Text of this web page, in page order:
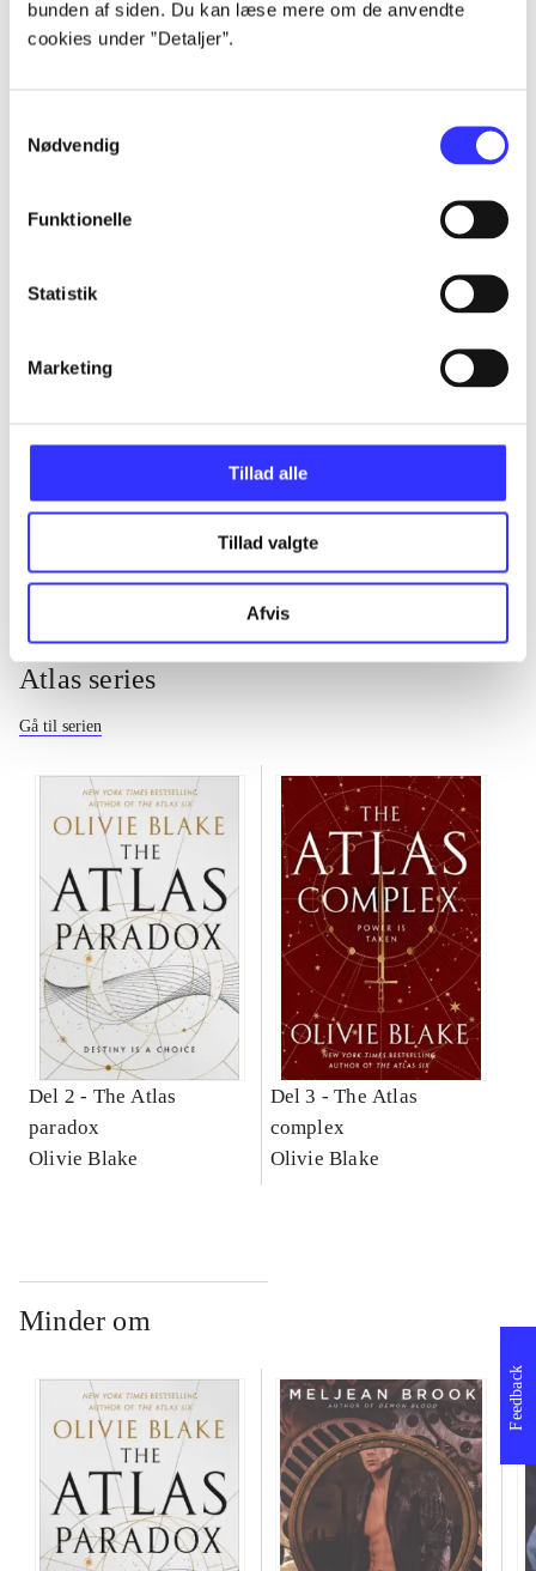
bunden af siden. Du kan læse mere om de anvendte
cookies under ”Detaljer”.
Nødvendig
Funktionelle
Statistik
Marketing
Tillad alle
Tillad valgte
Afvis
...
Atlas series
Gå til serien
Del 2 - The Atlas
paradox
Olivie Blake
Del 3 -The Atlas
complex
Olivie Blake
Minder om
Feedback